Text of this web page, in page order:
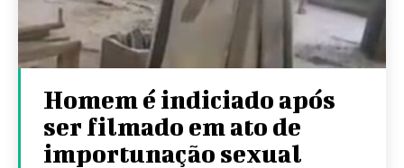
Homem é indiciado após
ser filmado em ato de
importunação sexual